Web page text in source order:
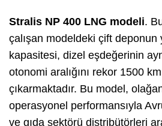
Stralis NP 400 LNG modeli.
çalışan modeldeki çift deponun
kapasitesi, dizel eşdeğerinin
otonomi aralığını rekor 1500
çıkarmaktadır. Bu model,
operasyonel performansıyla
ve gıda sektörü distribütörleri